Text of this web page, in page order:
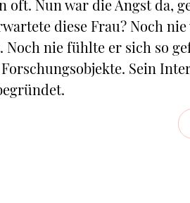
oft. Nun war die Angst da,
diese Frau? Noch
nie fühlte er sich so
Sein